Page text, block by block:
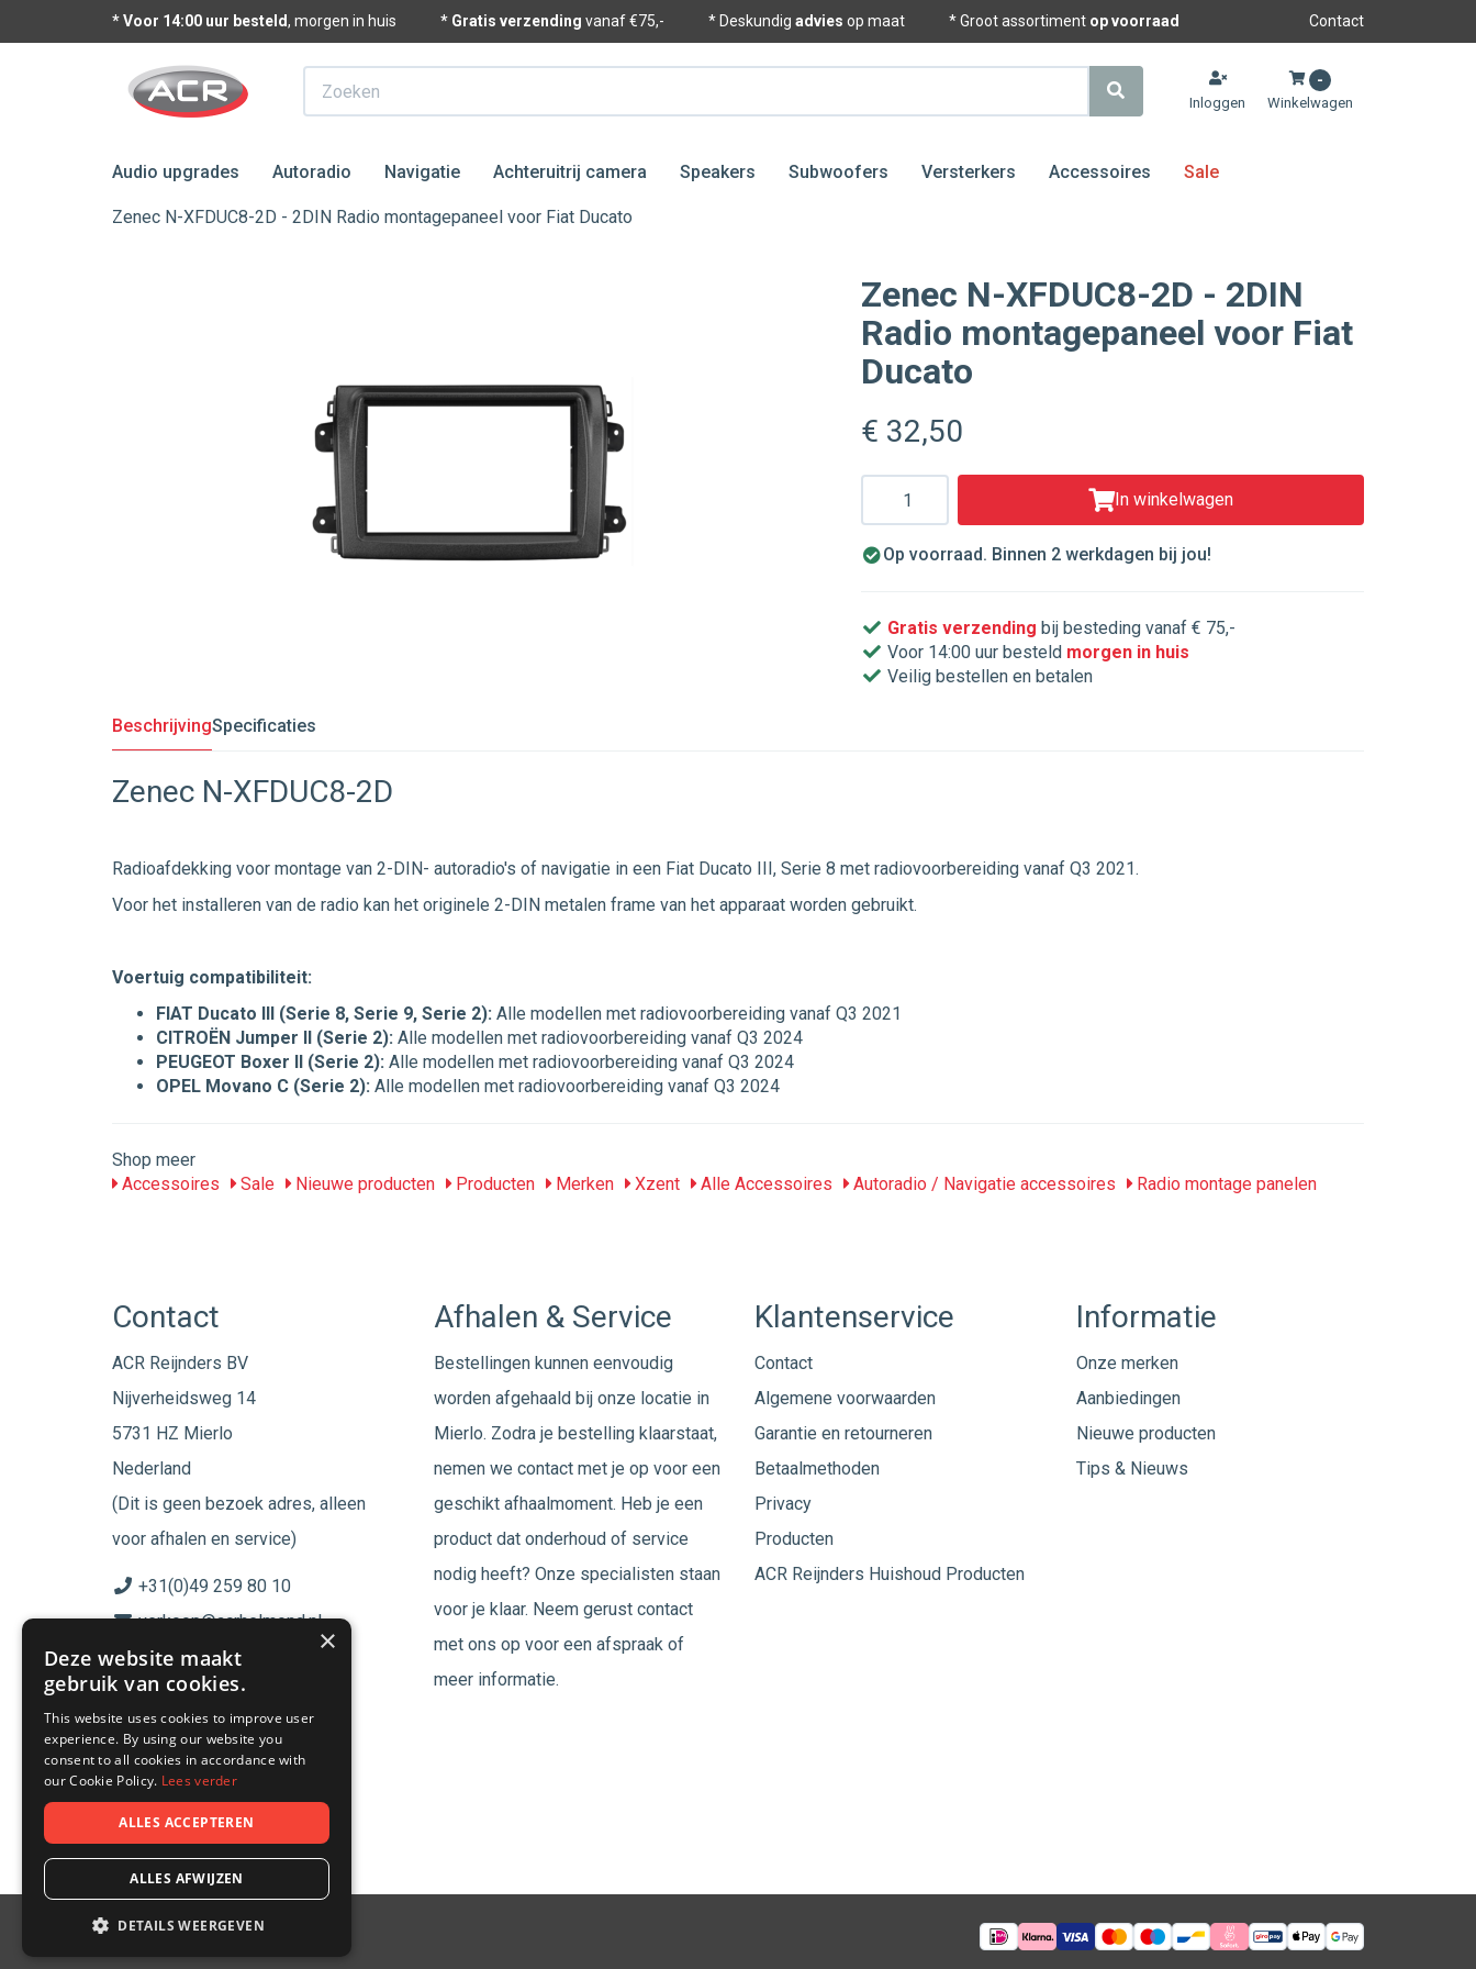
* Voor 14:00 uur besteld, morgen in huis * Gratis verzending vanaf €75,- * Deskundig advies op maat * Groot assortiment op voorraad Contact
Zoeken
Inloggen
-
Winkelwagen
Audio upgrades Autoradio Navigatie Achteruitrij camera Speakers Subwoofers Versterkers Accessoires Sale
Zenec N-XFDUC8-2D - 2DIN Radio montagepaneel voor Fiat Ducato
Zenec N-XFDUC8-2D - 2DIN
Radio montagepaneel voor Fiat
Ducato
€ 32,50
Aantal
In winkelwagen
Op voorraad. Binnen 2 werkdagen bij jou!
Gratis verzending bij besteding vanaf € 75,-
Voor 14:00 uur besteld morgen in huis
Veilig bestellen en betalen
BeschrijvingSpecificaties
Zenec N-XFDUC8-2D
Radioafdekking voor montage van 2-DIN- autoradio's of navigatie in een Fiat Ducato III, Serie 8 met radiovoorbereiding vanaf Q3 2021.
Voor het installeren van de radio kan het originele 2-DIN metalen frame van het apparaat worden gebruikt.
Voertuig compatibiliteit:
FIAT Ducato III (Serie 8, Serie 9, Serie 2): Alle modellen met radiovoorbereiding vanaf Q3 2021
CITROËN Jumper II (Serie 2): Alle modellen met radiovoorbereiding vanaf Q3 2024
PEUGEOT Boxer II (Serie 2): Alle modellen met radiovoorbereiding vanaf Q3 2024
OPEL Movano C (Serie 2): Alle modellen met radiovoorbereiding vanaf Q3 2024
Shop meer
Accessoires
Sale Nieuwe producten Producten Merken Xzent Alle Accessoires Autoradio / Navigatie accessoires Radio montage panelen
Contact
ACR Reijnders BV
Nijverheidsweg 14
5731 HZ Mierlo
Nederland
(Dit is geen bezoek adres, alleen
voor afhalen en service)
+31(0)49 259 80 10
verkoop@acrhelmond.nl
KvK nummer: 17025674
Volg ons op
Afhalen & Service
Bestellingen kunnen eenvoudig
worden afgehaald bij onze locatie in
Mierlo. Zodra je bestelling klaarstaat,
nemen we contact met je op voor een
geschikt afhaalmoment. Heb je een
product dat onderhoud of service
nodig heeft? Onze specialisten staan
voor je klaar. Neem gerust contact
met ons op voor een afspraak of
meer informatie.
Klantenservice
Contact
Algemene voorwaarden
Garantie en retourneren
Betaalmethoden
Privacy
Producten
ACR Reijnders Huishoud Producten
Informatie
Onze merken
Aanbiedingen
Nieuwe producten
Tips & Nieuws
© 2026 - ACR Helmond.
×
Deze website maakt
gebruik van cookies.
This website uses cookies to improve user
experience. By using our website you
consent to all cookies in accordance with
our Cookie Policy. Lees verder
ALLES ACCEPTEREN
ALLES AFWIJZEN
DETAILS WEERGEVEN